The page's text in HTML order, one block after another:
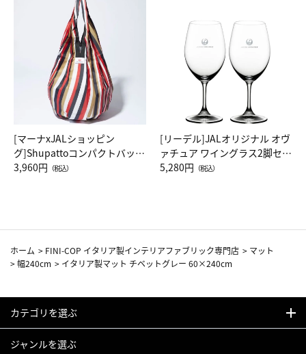
[マーナxJALショッピン
グ]Shupattoコンパクトバッグ
Drop JAL客室乗務員（LC）ス
3,960円 （税込）
[リーデル]JALオリジナル オヴ
ァチュア ワイングラス2脚セッ
ト（レッドワイン）
5,280円 （税込）
ホーム > FINI-COP イタリア製インテリアファブリック専門店 > マット
>幅240cm > イタリア製マット チベットグレー 60×240cm
カテゴリを選ぶ
ジャンルを選ぶ